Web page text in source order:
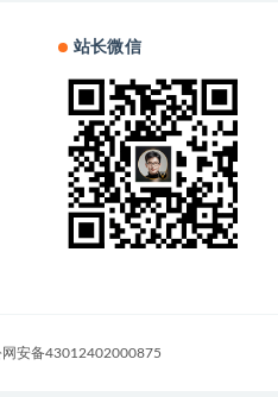
站长微信
网安备43012402000875